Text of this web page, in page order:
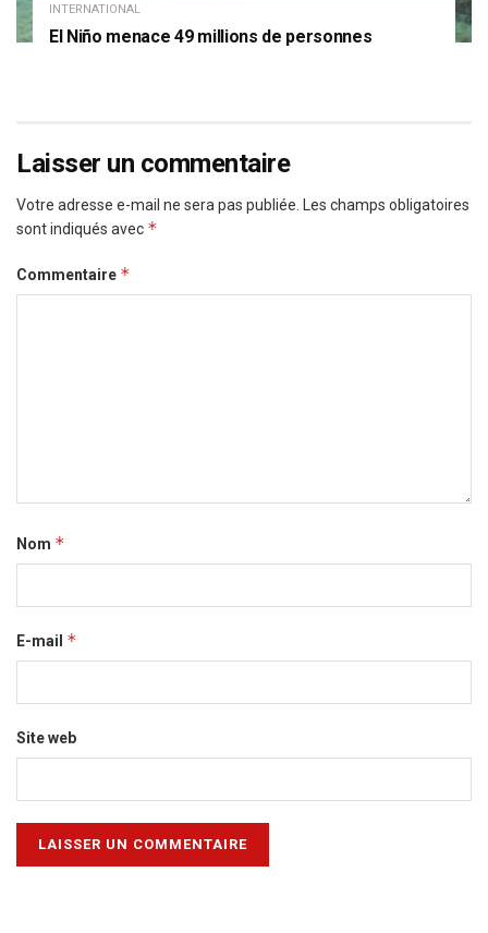
INTERNATIONAL
El Niño menace 49 millions de personnes
Laisser un commentaire
Votre adresse e-mail ne sera pas publiée.
Les champs obligatoires
sont indiqués avec *
Commentaire *
Nom *
E-mail *
Site web